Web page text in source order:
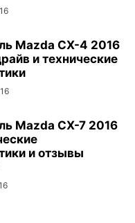
Mazda CX-4 2016
и технические
Mazda CX-7 2016
и отзывы